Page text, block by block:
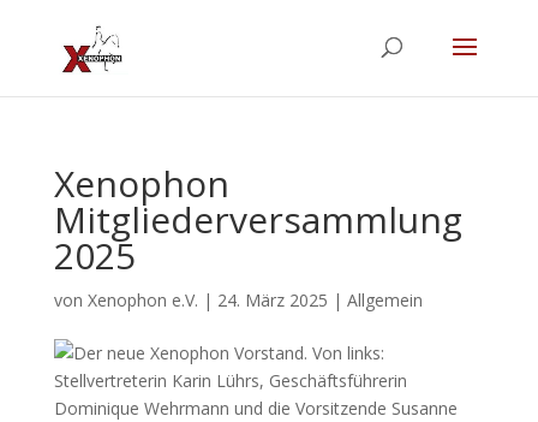
Xenophon
Mitgliederversammlung
2025
von Xenophon e.V. | 24. März 2025 | Allgemein